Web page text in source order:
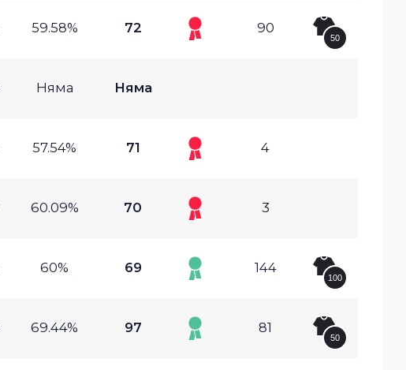
59.58% 72 90
50
Няма Няма
57.54% 71 4
60.09% 70 3
60% 69 144
100
69.44% 97 81
50